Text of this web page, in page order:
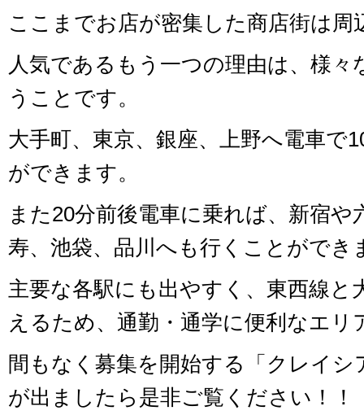
ここまでお店が密集した商店街は周
人気であるもう一つの理由は、様々
うことです。
大手町、東京、銀座、上野へ電車で
ができます。
また20分前後電車に乗れば、新宿や
寿、池袋、品川へも行くことができ
主要な各駅にも出やすく、東西線と
えるため、通勤・通学に便利なエ
間もなく募集を開始する「クレイシ
が出ましたら是非ご覧ください！！